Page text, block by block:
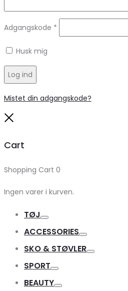
Adgangskode *
Husk mig
Log ind
Mistet din adgangskode?
Cart
Shopping Cart 0
Ingen varer i kurven.
TØJ
ACCESSORIES
SKO & STØVLER
SPORT
BEAUTY